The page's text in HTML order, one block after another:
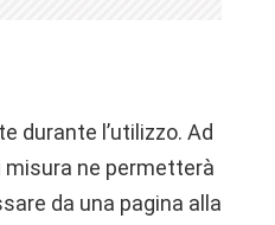
durante l’utilizzo. Ad
misura ne permetterà
da una pagina alla